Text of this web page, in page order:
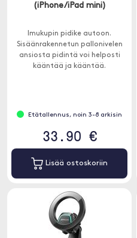
(iPhone/iPad mini)
Imukupin pidike autoon.
Sisäänrakennetun pallonivelen
ansiosta pidintä voi helposti
kääntää ja kääntää.
Etätallennus, noin 3-8 arkisin
33.90 €
Lisää ostoskoriin